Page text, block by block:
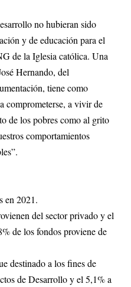
no hubieran sido
y de educación para el
de la Iglesia católica. Una
Hernando, del
tiene como
comprometerse, a vivir de
de los pobres como al grito
comportamientos
2021.
del sector privado y el
de los fondos proviene de
a los fines de
de Desarrollo y el 5,1% a